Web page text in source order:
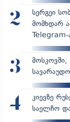
2
სერგეი
მომხდარ
Telegram-
3
4
კიევზე
საელჩო